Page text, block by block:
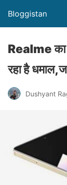
Bloggistan
Realme का
रहा है
Dushyant